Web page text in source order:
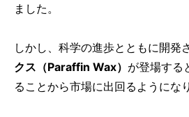
ました。
しかし、科学の進歩とともに開発
クス（Paraffin Wax） が登場する
ることから市場に出回るようにな